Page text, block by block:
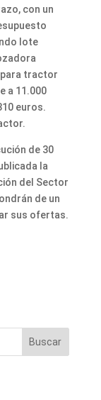
con un
lote
tractor
a 11.000
euros.
de 30
la
del Sector
de un
sus ofertas.